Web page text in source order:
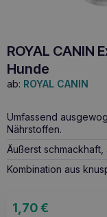
ROYAL
Hunde
ab: ROYAL CANIN
Umfassend
Nährstoffen.
Äußerst
Kombination aus
1,70€